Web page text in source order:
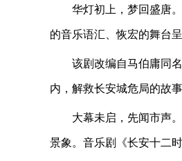
华灯初上，梦回盛唐
的音乐语汇、恢宏的舞台
该剧改编自马伯庸同
内，解救长安城危局的故
大幕未启，先闻市声
景象。音乐剧《长安十二